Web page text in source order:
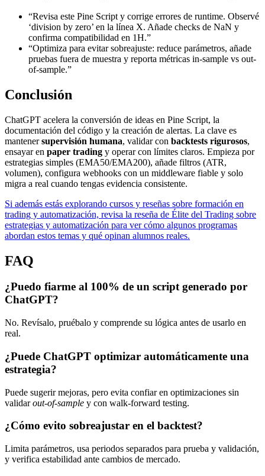
“Revisa este Pine Script y corrige errores de runtime. Observé
‘division by zero’ en la línea X. Añade checks de NaN y
confirma compatibilidad en 1H.”
“Optimiza para evitar sobreajuste: reduce parámetros, añade
pruebas fuera de muestra y reporta métricas in-sample vs out-
of-sample.”
Conclusión
ChatGPT acelera la conversión de ideas en Pine Script, la
documentación del código y la creación de alertas. La clave es
mantenersupervisión humana, validar con backtests rigurosos,
ensayar en paper trading y operar con límites claros. Empieza por
estrategias simples (EMA50/EMA200), añade filtros (ATR,
volumen), configura webhooks con un middleware fiable y solo
migra a real cuando tengas evidencia consistente.
Si además estás explorando cursos y reseñas sobre formación en
trading y automatización, revisa la reseña de Élite del Trading sobre
estrategias y automatización para ver cómo algunos programas
abordan estos temas y qué opinan alumnos reales.
FAQ
¿Puedo fiarme al 100% de un script generado por
ChatGPT?
No. Revísalo, pruébalo y comprende su lógica antes de usarlo en
real.
¿Puede ChatGPT optimizar automáticamente una
estrategia?
Puede sugerir mejoras, pero evita confiar en optimizaciones sin
validarout-of-sample y con walk-forward testing.
¿Cómo evito sobreajustar en el backtest?
Limita parámetros, usa periodos separados para prueba y validación,
y verifica estabilidad ante cambios de mercado.